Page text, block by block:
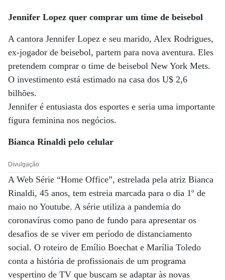
Jennifer Lopez quer comprar um time de beisebol
A cantora Jennifer Lopez e seu marido, Alex Rodrigues,
ex-jogador de beisebol, partem para nova aventura. Eles
pretendem comprar o time de beisebol New York Mets.
O investimento está estimado na casa dos U$ 2,6
bilhões.
Jennifer é entusiasta dos esportes e seria uma importante
figura feminina nos negócios.
Bianca Rinaldi pelo celular
Divulgação
A Web Série “Home Office”, estrelada pela atriz Bianca
Rinaldi, 45 anos, tem estreia marcada para o dia 1º de
maio no Youtube. A série utiliza a pandemia do
coronavírus como pano de fundo para apresentar os
desafios de se viver em período de distanciamento
social. O roteiro de Emílio Boechat e Marília Toledo
conta a história de profissionais de um programa
vespertino de TV que buscam se adaptar ­às novas